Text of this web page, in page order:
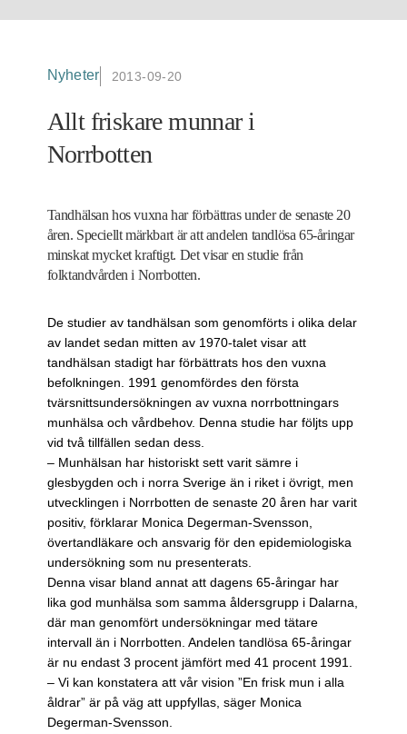
Nyheter 2013-09-20
Allt friskare munnar i
Norrbotten
Tandhälsan hos vuxna har förbättras under de senaste 20
åren. Speciellt märkbart är att andelen tandlösa 65-åringar
minskat mycket kraftigt. Det visar en studie från
folktandvården i Norrbotten.
De studier av tandhälsan som genomförts i olika delar
av landet sedan mitten av 1970-talet visar att
tandhälsan stadigt har förbättrats hos den vuxna
befolkningen. 1991 genomfördes den första
tvärsnittsundersökningen av vuxna norrbottningars
munhälsa och vårdbehov. Denna studie har följts upp
vid två tillfällen sedan dess.
– Munhälsan har historiskt sett varit sämre i
glesbygden och i norra Sverige än i riket i övrigt, men
utvecklingen i Norrbotten de senaste 20 åren har varit
positiv, förklarar Monica Degerman-Svensson,
övertandläkare och ansvarig för den epidemiologiska
undersökning som nu presenterats.
Denna visar bland annat att dagens 65-åringar har
lika god munhälsa som samma åldersgrupp i Dalarna,
där man genomfört undersökningar med tätare
intervall än i Norrbotten. Andelen tandlösa 65-åringar
är nu endast 3 procent jämfört med 41 procent 1991.
– Vi kan konstatera att vår vision ”En frisk mun i alla
åldrar” är på väg att uppfyllas, säger Monica
Degerman-Svensson.